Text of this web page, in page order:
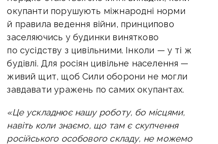
окупанти порушують міжнародні норми
й правила ведення війни, принципово
заселяючись у будинки винятково
по сусідству з цивільними. Інколи — у ті ж
будівлі. Для росіян цивільне населення —
живий щит, щоб Сили оборони не могли
завдавати уражень по самих окупантах.
«Це ускладнює нашу роботу, бо місцями,
навіть коли знаємо, що там є скупчення
російського особового складу, не можемо